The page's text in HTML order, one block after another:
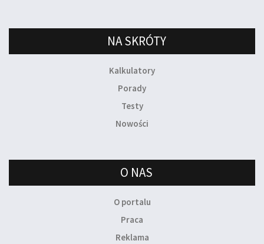
NA SKRÓTY
Kalkulatory
Porady
Testy
Nowości
O NAS
O portalu
Praca
Reklama